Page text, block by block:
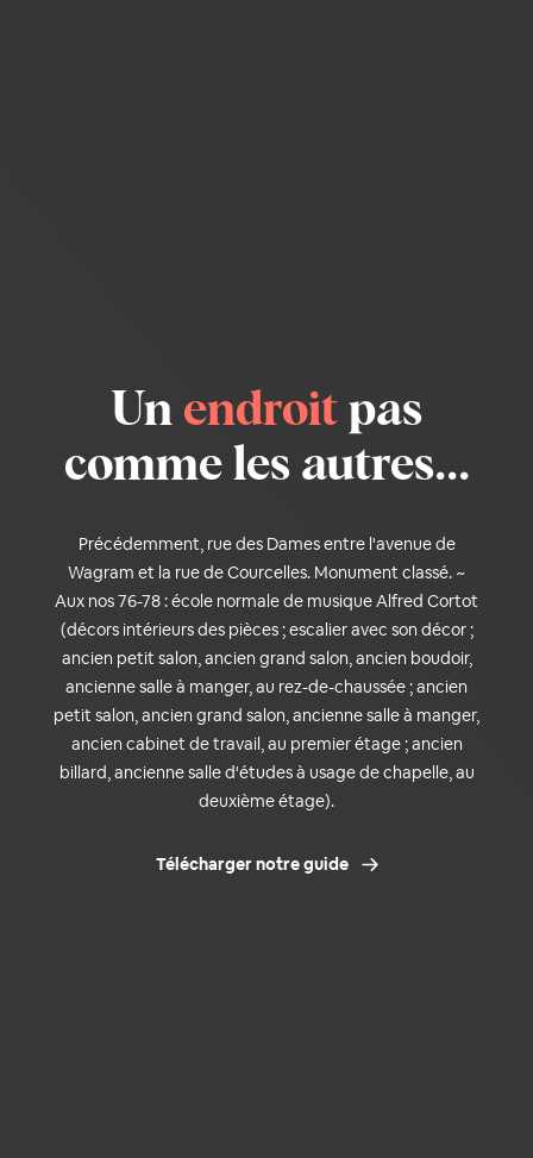
Un endroit pas
comme les autres...
Précédemment, rue des Dames entre l'avenue de
Wagram et la rue de Courcelles. Monument classé. ~
Aux nos 76-78 : école normale de musique Alfred Cortot
(décors intérieurs des pièces ; escalier avec son décor ;
ancien petit salon, ancien grand salon, ancien boudoir,
ancienne salle à manger, au rez-de-chaussée ; ancien
petit salon, ancien grand salon, ancienne salle à manger,
ancien cabinet de travail, au premier étage ; ancien
billard, ancienne salle d'études à usage de chapelle, au
deuxième étage).
Télécharger notre guide